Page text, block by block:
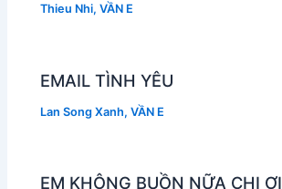
Thieu Nhi,VẦN E
EMAIL TÌNH YÊU
Lan Song Xanh,VẦN E
EM KHÔNG BUỒN NỮA CHỊ ƠI